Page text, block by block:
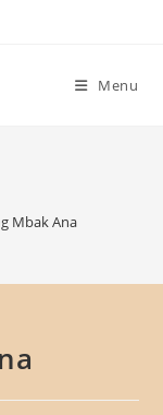
Menu
Mbak Ana